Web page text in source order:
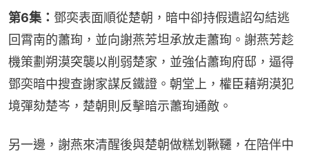
第6集： 鄧奕表面順從楚朝，暗中卻持假遺詔勾結逃
回霄南的蕭珣，並向謝燕芳坦承放走蕭珣。謝燕芳趁
機策劃朔漠突襲以削弱楚家，並強佔蕭珣府邸，逼得
鄧奕暗中搜查謝家謀反鐵證。朝堂上，權臣藉朔漠犯
境彈劾楚岑，楚朝則反擊暗示蕭珣通敵。
另一邊，謝燕來清醒後與楚朝做糕划鞦韆，在陪伴中